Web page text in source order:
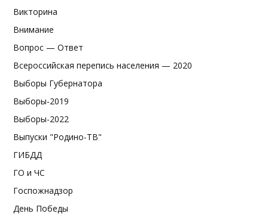
Викторина
Внимание
Вопрос — Ответ
Всероссийская перепись населения — 2020
Выборы Губернатора
Выборы-2019
Выборы-2022
Выпуски "Родино-ТВ"
ГИБДД
ГО и ЧС
Госпожнадзор
День Победы